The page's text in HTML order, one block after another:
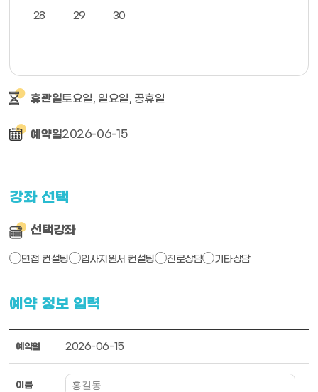
28 29 30
휴관일토요일, 일요일, 공휴일
예약일2026-06-15
강좌 선택
선택강좌
면접 컨설팅 입사지원서 컨설팅 진로상담 기타상담
예약 정보 입력
예약일 2026-06-15
이름